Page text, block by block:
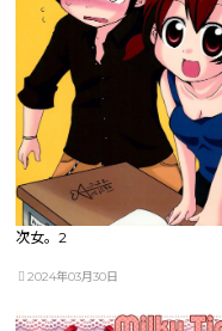
次女。2
2024年03月30日